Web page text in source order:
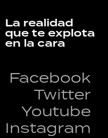
La realidad
que te explota
en la cara
Facebook
Twitter
Youtube
Instagram